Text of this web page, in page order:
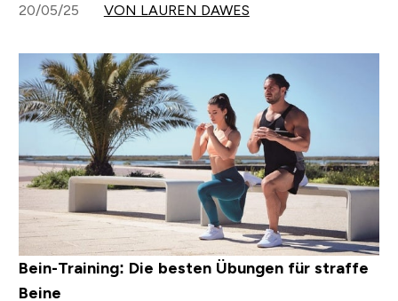
20/05/25 VON LAUREN DAWES
Bein-Training: Die besten Übungen für straffe
Beine